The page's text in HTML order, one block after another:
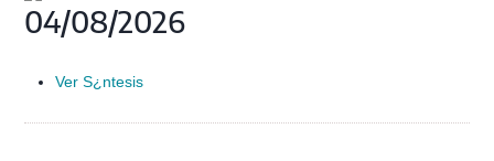
04/08/2026
Ver S¿ntesis